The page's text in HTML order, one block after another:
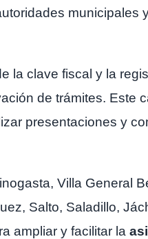
municipales
la clave fiscal y la
de trámites. Este
presentaciones y
Villa General
Salto, Saladillo,
ampliar y facilitar la